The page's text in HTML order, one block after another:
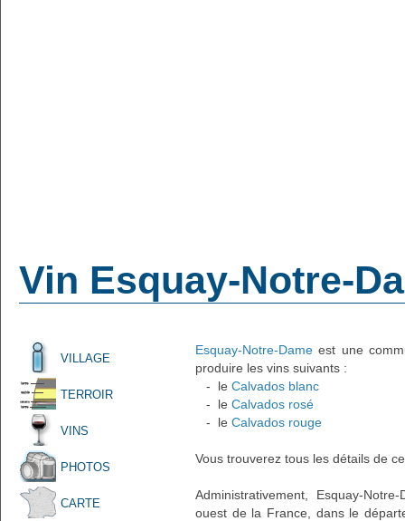
Vin Esquay-Notre-
VILLAGE
TERROIR
VINS
PHOTOS
CARTE
Esquay-Notre-Dame est une
produire les vins suivants :
- le Calvados blanc
- le Calvados rosé
- le Calvados rouge
Vous trouverez tous les détails de
Administrativement, Esquay-
ouest de la France, dans le